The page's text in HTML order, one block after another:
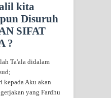
kita
Disuruh
SIFAT
?
Ta'ala didalam
kepada Aku akan
yang Fardhu